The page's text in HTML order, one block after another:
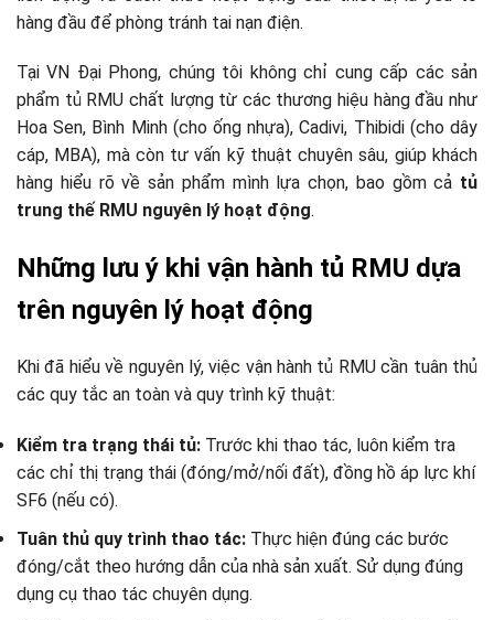
hàng đầu để phòng tránh tai nạn điện.
Tại VN Đại Phong, chúng tôi không chỉ cung cấp các sản
phẩm tủ RMU chất lượng từ các thương hiệu hàng đầu như
Hoa Sen, Bình Minh (cho ống nhựa), Cadivi, Thibidi (cho dây
cáp, MBA), mà còn tư vấn kỹ thuật chuyên sâu, giúp khách
hàng hiểu rõ về sản phẩm mình lựa chọn, bao gồm cả tủ
trung thế RMU nguyên lý hoạt động.
Những lưu ý khi vận hành tủ RMU dựa
trên nguyên lý hoạt động
Khi đã hiểu về nguyên lý, việc vận hành tủ RMU cần tuân thủ
các quy tắc an toàn và quy trình kỹ thuật:
Kiểm tra trạng thái tủ: Trước khi thao tác, luôn kiểm tra
các chỉ thị trạng thái (đóng/mở/nối đất), đồng hồ áp lực khí
SF6 (nếu có).
Tuân thủ quy trình thao tác: Thực hiện đúng các bước
đóng/cắt theo hướng dẫn của nhà sản xuất. Sử dụng đúng
dụng cụ thao tác chuyên dụng.